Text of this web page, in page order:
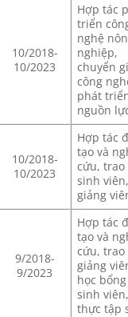
10/2018-
10/2023
Hợp tác
triển
nghệ
nghiệp,
chuyển
công
phát
nguồn
10/2018-
10/2023
Hợp tác
tạo và
cứu, trao
sinh
giảng
9/2018-
9/2023
Hợp tác
tạo và
cứu, trao
giảng
học
sinh
thực tập